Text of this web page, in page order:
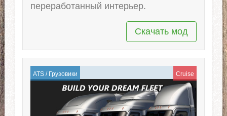
переработанный интерьер.
Скачать мод
ATS/ Грузовики Cruise